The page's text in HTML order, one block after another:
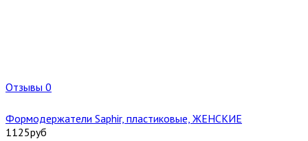
Отзывы 0
Формодержатели Saphir, пластиковые, ЖЕНСКИЕ
1125руб